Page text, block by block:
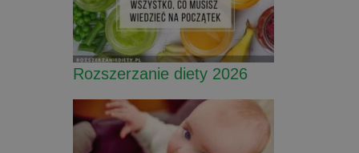
Rozszerzanie diety 2026